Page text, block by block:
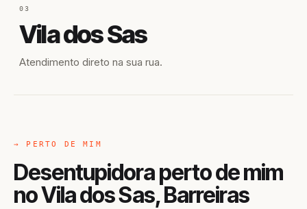
03
Vila dos Sas
Atendimento direto na sua rua.
→ PERTO DE MIM
Desentupidora perto de mim
no Vila dos Sas, Barreiras